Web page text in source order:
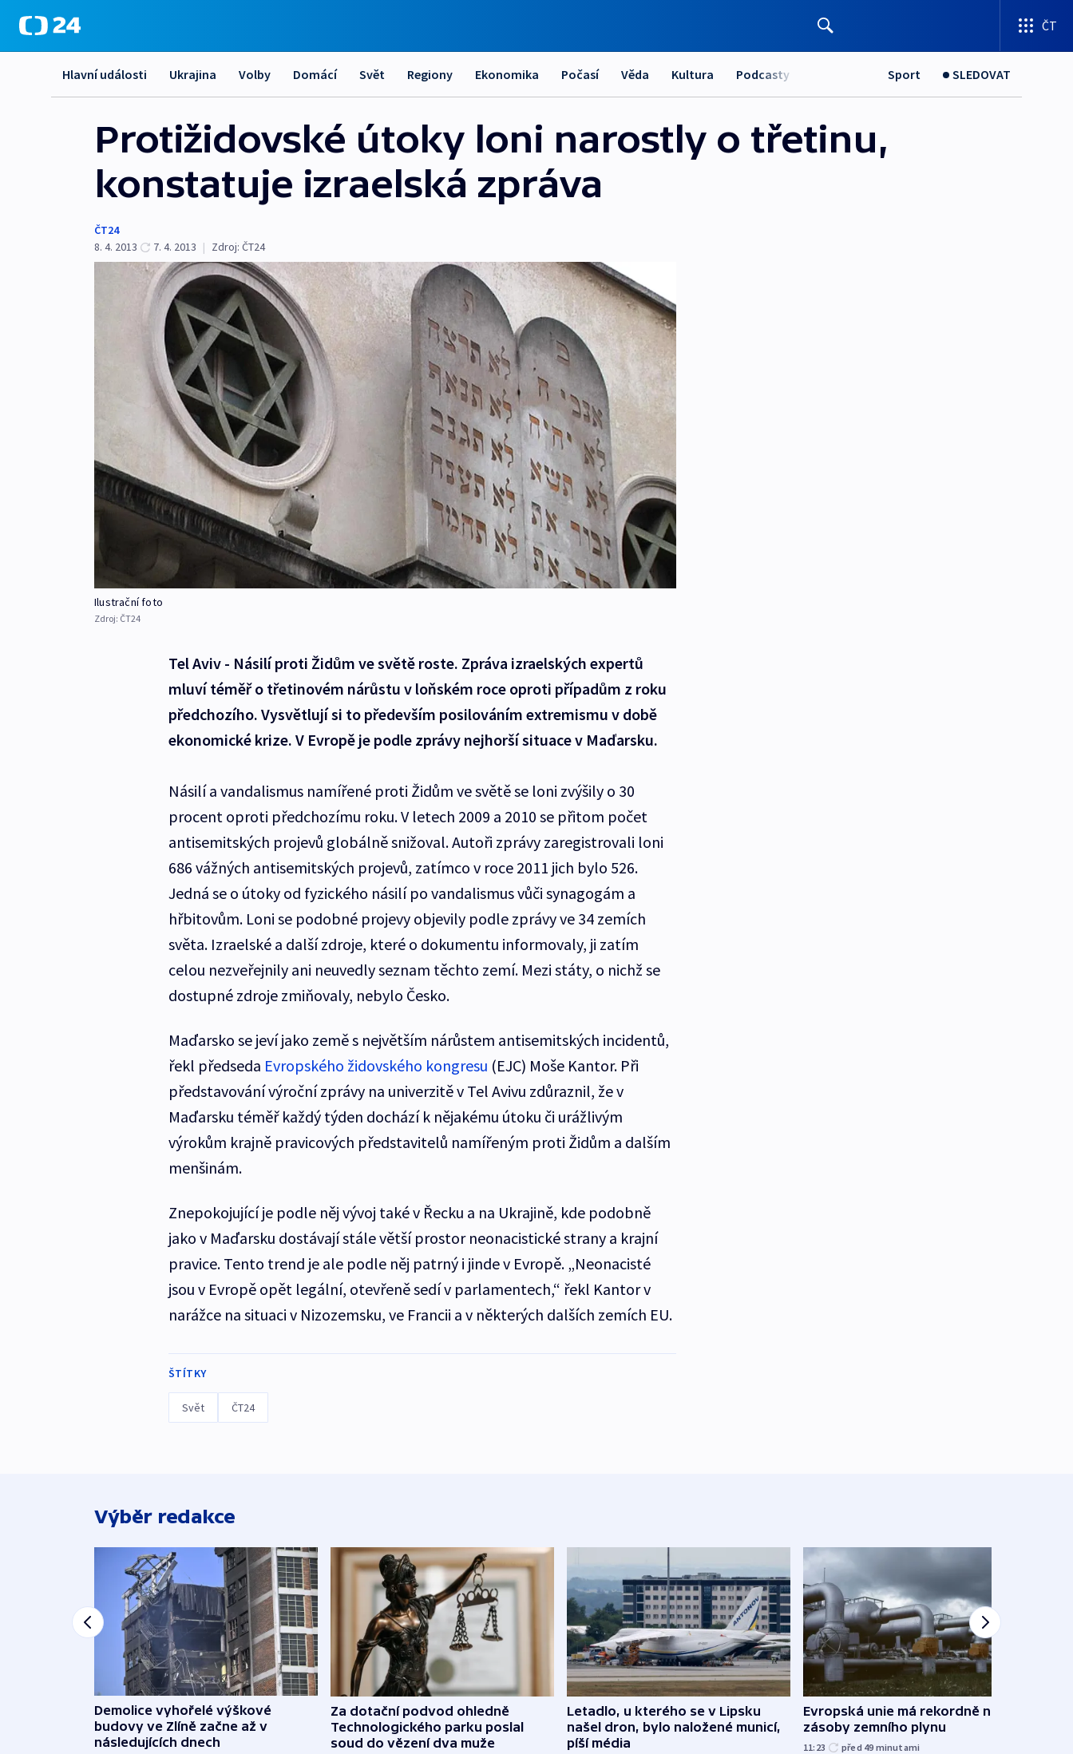
ČT
Hlavní události Ukrajina Volby Domácí Svět Regiony Ekonomika Počasí Věda Kultura Podcasty Sport SLEDOVAT
Protižidovské útoky loni narostly o třetinu,
konstatuje izraelská zpráva
ČT24
8. 4. 2013
7. 4. 2013 | Zdroj: ČT24
Ilustrační foto
Zdroj: ČT24
Tel Aviv - Násilí proti Židům ve světě roste. Zpráva izraelských expertů
mluví téměř o třetinovém nárůstu v loňském roce oproti případům z roku
předchozího. Vysvětlují si to především posilováním extremismu v době
ekonomické krize. V Evropě je podle zprávy nejhorší situace v Maďarsku.
Násilí a vandalismus namířené proti Židům ve světě se loni zvýšily o 30
procent oproti předchozímu roku. V letech 2009 a 2010 se přitom počet
antisemitských projevů globálně snižoval. Autoři zprávy zaregistrovali loni
686 vážných antisemitských projevů, zatímco v roce 2011 jich bylo 526.
Jedná se o útoky od fyzického násilí po vandalismus vůči synagogám a
hřbitovům. Loni se podobné projevy objevily podle zprávy ve 34 zemích
světa. Izraelské a další zdroje, které o dokumentu informovaly, ji zatím
celou nezveřejnily ani neuvedly seznam těchto zemí. Mezi státy, o nichž se
dostupné zdroje zmiňovaly, nebylo Česko.
Maďarsko se jeví jako země s největším nárůstem antisemitských incidentů,
řekl předseda Evropského židovského kongresu (EJC) Moše Kantor. Při
představování výroční zprávy na univerzitě v Tel Avivu zdůraznil, že v
Maďarsku téměř každý týden dochází k nějakému útoku či urážlivým
výrokům krajně pravicových představitelů namířeným proti Židům a dalším
menšinám.
Znepokojující je podle něj vývoj také v Řecku a na Ukrajině, kde podobně
jako v Maďarsku dostávají stále větší prostor neonacistické strany a krajní
pravice. Tento trend je ale podle něj patrný i jinde v Evropě. „Neonacisté
jsou v Evropě opět legální, otevřeně sedí v parlamentech,“ řekl Kantor v
narážce na situaci v Nizozemsku, ve Francii a v některých dalších zemích EU.
ŠTÍTKY
Svět ČT24
Výběr redakce
Demolice vyhořelé výškové
budovy ve Zlíně začne až v
následujících dnech
Za dotační podvod ohledně
Technologického parku poslal
soud do vězení dva muže
Letadlo, u kterého se v Lipsku
našel dron, bylo naložené municí,
píší média
Evropská unie má rekordně nízké
zásoby zemního plynu
11:23 před 49 minutami